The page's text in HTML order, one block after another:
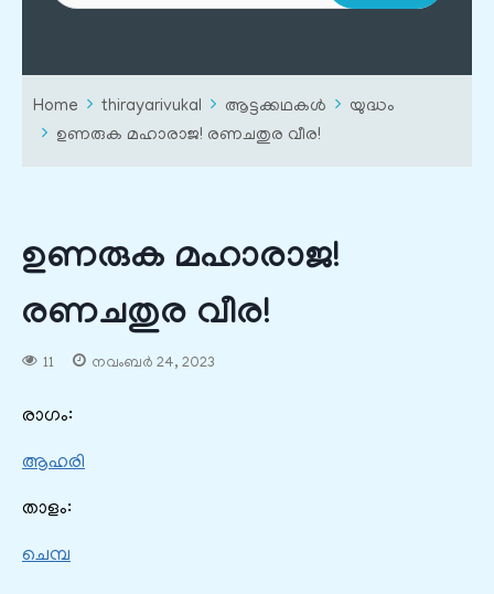
Home thirayarivukal ആട്ടക്കഥകൾ
യുദ്ധം
ഉണരുക മഹാരാജ! രണചതുര വീര!
ഉണരുക മഹാരാജ!
രണചതുര വീര!
11 നവംബർ 24, 2023
രാഗം:
ആഹരി
താളം:
ചെമ്പ